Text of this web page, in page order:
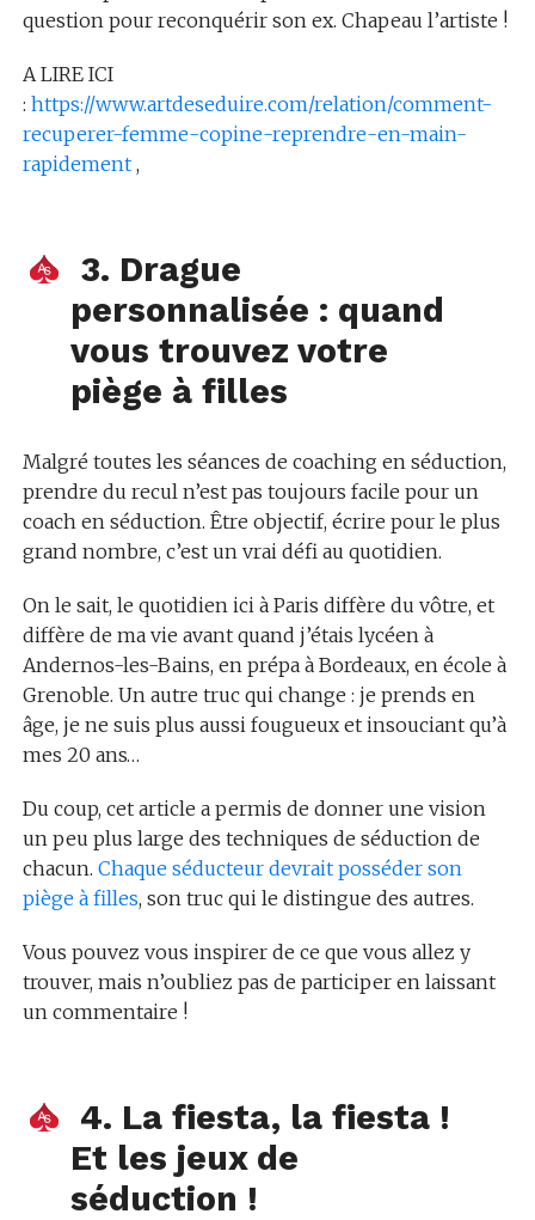
question pour reconquérir son ex. Chapeau l’artiste !
A LIRE ICI
: https://www.artdeseduire.com/relation/comment-
recuperer-femme-copine-reprendre-en-main-
rapidement,
3. Drague
personnalisée : quand
vous trouvez votre
piège à filles
Malgré toutes les séances de coaching en séduction,
prendre du recul n’est pas toujours facile pour un
coach en séduction. Être objectif, écrire pour le plus
grand nombre, c’est un vrai défi au quotidien.
On le sait, le quotidien ici à Paris diffère du vôtre, et
diffère de ma vie avant quand j’étais lycéen à
Andernos-les-Bains, en prépa à Bordeaux, en école à
Grenoble. Un autre truc qui change : je prends en
âge, je ne suis plus aussi fougueux et insouciant qu’à
mes 20 ans…
Du coup, cet article a permis de donner une vision
un peu plus large des techniques de séduction de
chacun. Chaque séducteur devrait posséder son
piège à filles, son truc qui le distingue des autres.
Vous pouvez vous inspirer de ce que vous allez y
trouver, mais n’oubliez pas de participer en laissant
un commentaire !
4. La fiesta, la fiesta !
Et les jeux de
séduction !